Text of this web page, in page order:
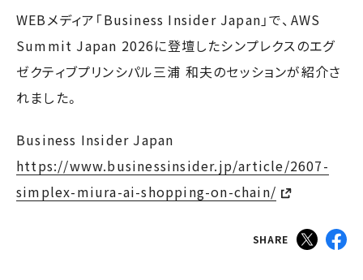
WEBメディア「Business Insider Japan」で、AWS
Summit Japan 2026に登壇したシンプレクスのエグ
ゼクティブプリンシパル三浦 和夫のセッションが紹介さ
れました。
Business Insider Japan
https://www.businessinsider.jp/article/2607-
simplex-miura-ai-shopping-on-chain/
SHARE